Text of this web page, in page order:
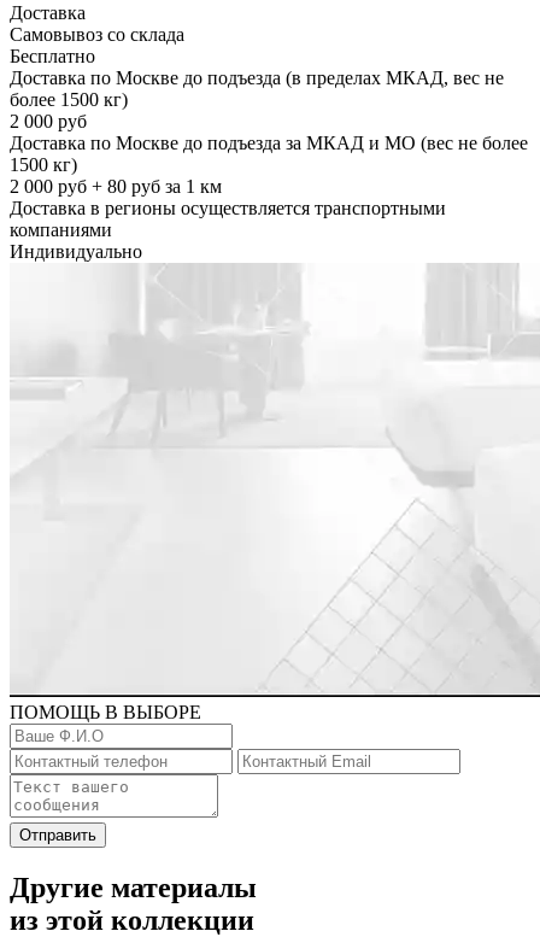
Доставка
Самовывоз со склада
Бесплатно
Доставка по Москве до подъезда (в пределах МКАД, вес не
более 1500 кг)
2 000 руб
Доставка по Москве до подъезда за МКАД и МО (вес не более
1500 кг)
2 000 руб + 80 руб за 1 км
Доставка в регионы осуществляется транспортными
компаниями
Индивидуально
ПОМОЩЬ В ВЫБОРЕ
Отправить
Другие материалы
из этой коллекции